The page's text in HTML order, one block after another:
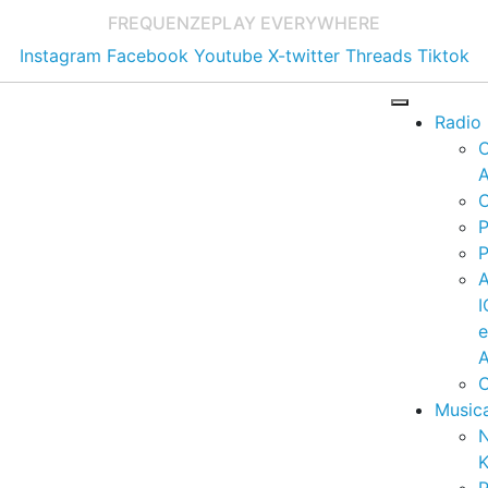
FREQUENZEPLAY EVERYWHERE
Instagram Facebook Youtube X-twitter Threads Tiktok
Radio
e